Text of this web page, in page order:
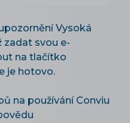
Vysoká
zadat svou e-
na tlačítko
je hotovo.
na používání Conviu